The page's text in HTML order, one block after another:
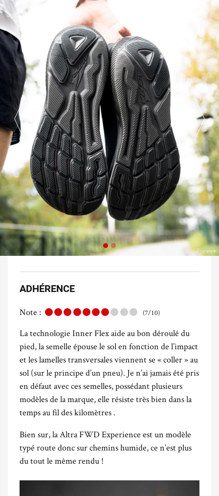
ADHÉRENCE
Note : (7/10)
La technologie Inner Flex aide au bon déroulé du
pied, la semelle épouse le sol en fonction de l’impact
et les lamelles transversales viennent se « coller » au
sol (sur le principe d’un pneu). Je n’ai jamais été pris
en défaut avec ces semelles, possédant plusieurs
modèles de la marque, elle résiste très bien dans la
temps au fil des kilomètres .
Bien sur, la Altra FWD Experience est un modèle
typé route donc sur chemins humide, ce n’est plus
du tout le même rendu !